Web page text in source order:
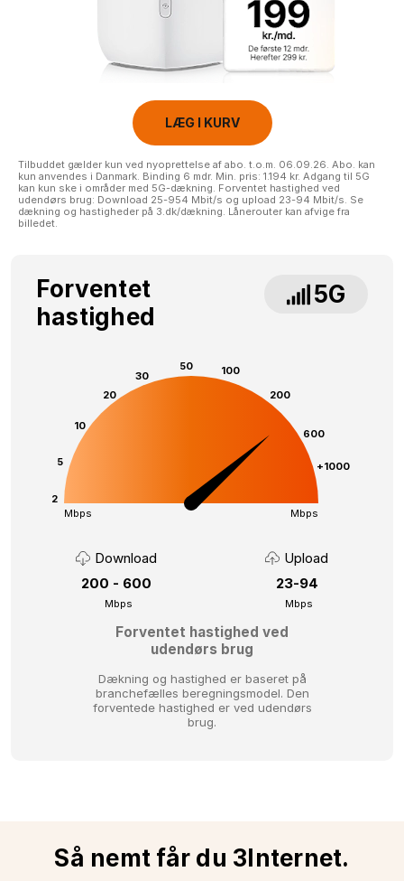
LÆG I KURV
Tilbuddet gælder kun ved nyoprettelse af abo. t.o.m. 06.09.26. Abo. kan
kun anvendes i Danmark. Binding 6 mdr. Min. pris: 1.194 kr. Adgang til 5G
kan kun ske i områder med 5G-dækning. Forventet hastighed ved
udendørs brug: Download 25-954 Mbit/s og upload 23-94 Mbit/s. Se
dækning og hastigheder på 3.dk/dækning. Lånerouter kan afvige fra
billedet.
Forventet
hastighed
5G
2
5
10
20
30
50
100
200
600
+1000
Mbps Mbps
Download
200 - 600
Mbps
Upload
23-94
Mbps
Forventet hastighed ved
udendørs brug
Dækning og hastighed er baseret på
branchefælles beregningsmodel. Den
forventede hastighed er ved udendørs
brug.
Så nemt får du 3Internet.